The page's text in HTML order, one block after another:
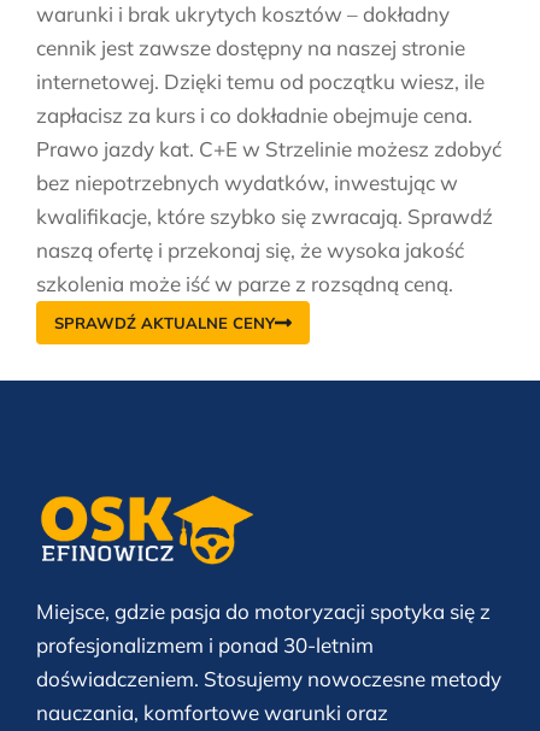
warunki i brak ukrytych kosztów – dokładny
cennik jest zawsze dostępny na naszej stronie
internetowej. Dzięki temu od początku wiesz, ile
zapłacisz za kurs i co dokładnie obejmuje cena.
Prawo jazdy kat. C+E w Strzelinie możesz zdobyć
bez niepotrzebnych wydatków, inwestując w
kwalifikacje, które szybko się zwracają. Sprawdź
naszą ofertę i przekonaj się, że wysoka jakość
szkolenia może iść w parze z rozsądną ceną.
SPRAWDŹ AKTUALNE CENY
Miejsce, gdzie pasja do motoryzacji spotyka się z
profesjonalizmem i ponad 30-letnim
doświadczeniem. Stosujemy nowoczesne metody
nauczania, komfortowe warunki oraz